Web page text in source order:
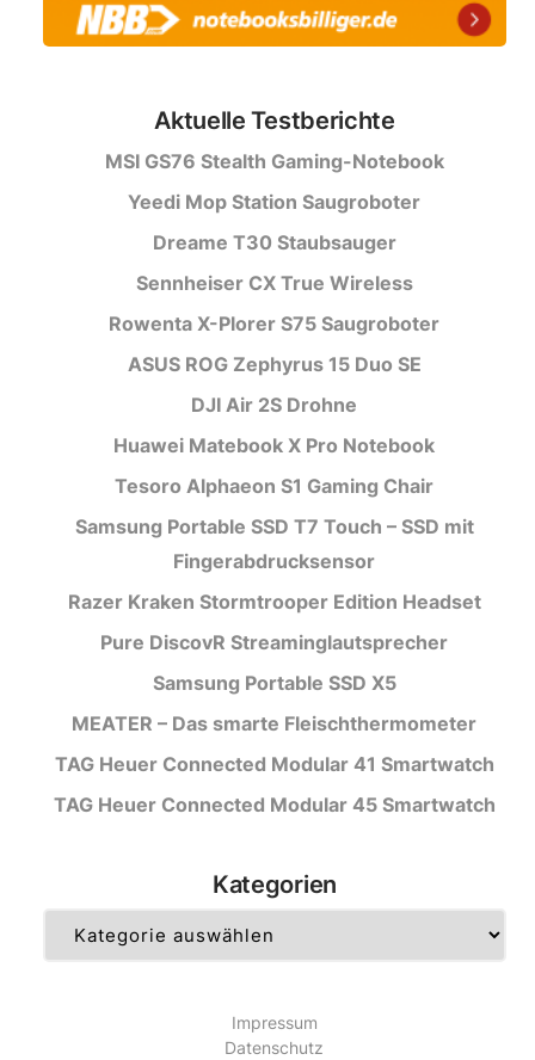
Aktuelle Testberichte
MSI GS76 Stealth Gaming-Notebook
Yeedi Mop Station Saugroboter
Dreame T30 Staubsauger
Sennheiser CX True Wireless
Rowenta X-Plorer S75 Saugroboter
ASUS ROG Zephyrus 15 Duo SE
DJI Air 2S Drohne
Huawei Matebook X Pro Notebook
Tesoro Alphaeon S1 Gaming Chair
Samsung Portable SSD T7 Touch – SSD mit
Fingerabdrucksensor
Razer Kraken Stormtrooper Edition Headset
Pure DiscovR Streaminglautsprecher
Samsung Portable SSD X5
MEATER – Das smarte Fleischthermometer
TAG Heuer Connected Modular 41 Smartwatch
TAG Heuer Connected Modular 45 Smartwatch
Kategorien
Impressum
Datenschutz